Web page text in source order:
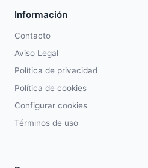
Información
Contacto
Aviso Legal
Política de privacidad
Política de cookies
Configurar cookies
Términos de uso